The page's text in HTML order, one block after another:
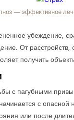
— эффективное
убеждение,
От расстройств,
получить
с пагубными
с опасной
или после